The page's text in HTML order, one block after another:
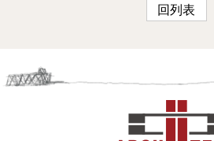
回列表